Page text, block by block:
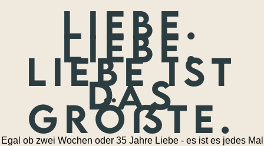
Liebe.
Liebe.
Liebe ist
das
größte.
Egal ob zwei Wochen oder 35 Jahre Liebe - es ist es jedes Mal